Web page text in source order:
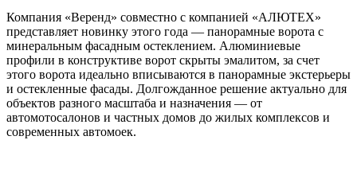
Компания «Веренд» совместно с компанией «АЛЮТЕХ»
представляет новинку этого года — панорамные ворота с
минеральным фасадным остеклением. Алюминиевые
профили в конструктиве ворот скрыты эмалитом, за счет
этого ворота идеально вписываются в панорамные экстерьеры
и остекленные фасады. Долгожданное решение актуально для
объектов разного масштаба и назначения — от
автомотосалонов и частных домов до жилых комплексов и
современных автомоек.